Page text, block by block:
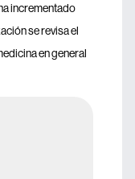
incrementado
se revisa el
en general